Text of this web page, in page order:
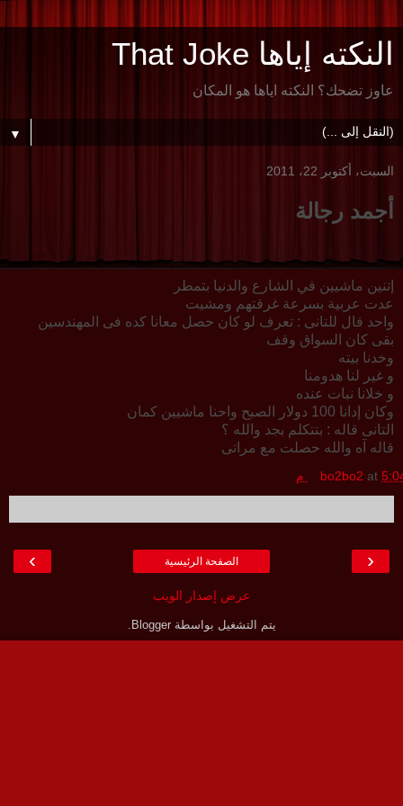
النكته إياها That Joke
عاوز تضحك؟ النكته اياها هو المكان
▼
السبت، أكتوبر 22، 2011
أجمد رجالة
إتنين ماشيين في الشارع والدنيا بتمطر
عدت عربية بسرعة غرقتهم ومشيت
واحد قال للتانى : تعرف لو كان حصل معانا كده فى المهندسين
بقى كان السواق وقف
وخدنا بيته
و غير لنا هدومنا
و خلانا نبات عنده
وكان إدانا 100 دولار الصبح واحنا ماشيين كمان
التانى قاله : بتتكلم بجد والله ؟
قاله آه والله حصلت مع مراتى
bo2bo2 atم
‹
› الصفحة الرئيسية
عرض إصدار الويب
يتم التشغيل بواسطةBlogger